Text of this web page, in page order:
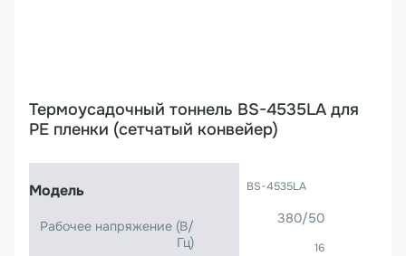
Термоусадочный тоннель BS-4535LA для
PE пленки (сетчатый конвейер)
Модель
Рабочее напряжение (B/
Гц)
BS-4535LA
380/50
16